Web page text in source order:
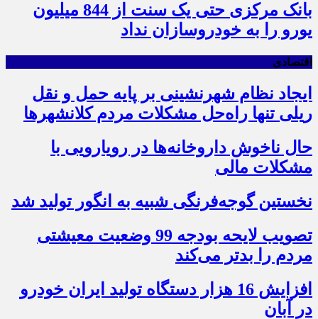
بانک مرکزی حتی یک سنت از 844 میلیون
یورو را به خودروسازان نداد
اقتصادی
ایجاد نظام شهرنشینی بر پایه حمل و نقل
ریلی تنها راه‌حل مشکلات مردم کلانشهرها
حال ناخوش داروخانه‌ها در رویارویی با
مشکلات مالی
نخستین گوجه‌فرنگی شبیه به انگور تولید شد
تصویب لایحه بودجه 99 وضعیت معیشتی
مردم را بدتر می‌کند
افزایش 16 هزار دستگاه تولید ایران خودرو
در آبان